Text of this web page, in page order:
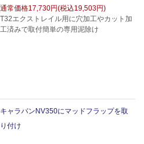
通常価格17,730円(税込19,503円)
T32エクストレイル用に穴加工やカット加
工済みで取付簡単の専用泥除け
キャラバンNV350にマッドフラップを取
り付け